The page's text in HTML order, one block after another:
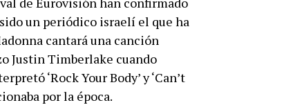
un periódico israelí el que ha
cantará una canción
Justin Timberlake cuando
‘Rock Your Body’ y ‘Can’t
por la época.